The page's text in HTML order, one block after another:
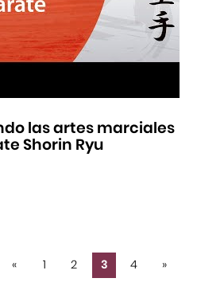
las artes marciales
Shorin Ryu
« 1 2 3 4 »